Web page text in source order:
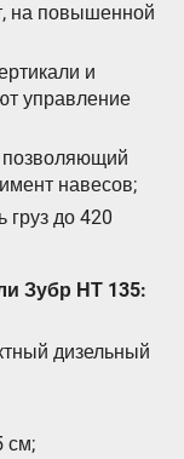
на повышенной
и
управление
навесов;
до 420
Зубр НТ 135:
дизельный
см;